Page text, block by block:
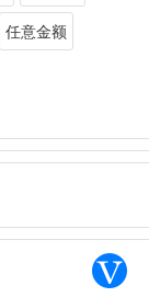
任意金额